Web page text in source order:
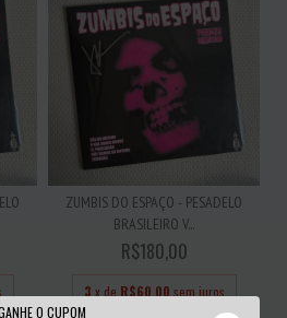
O CUPOM
ZUMBIS DO ESPAÇO - PESADELO
BRASILEIRO V...
R$180,00
3 x de R$60,00 sem juros